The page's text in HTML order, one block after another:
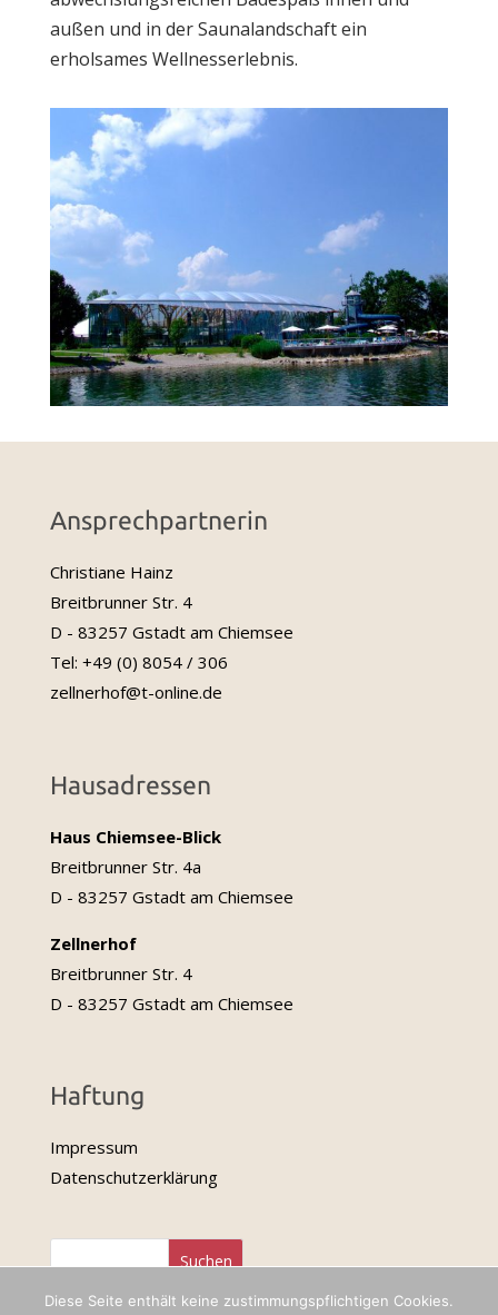
außen und in der Saunalandschaft ein
erholsames Wellnesserlebnis.
Ansprechpartnerin
Christiane Hainz
Breitbrunner Str. 4
D - 83257 Gstadt am Chiemsee
Tel: +49 (0) 8054 / 306
zellnerhof@t-online.de
Hausadressen
Haus Chiemsee-Blick
Breitbrunner Str. 4a
D - 83257 Gstadt am Chiemsee
Zellnerhof
Breitbrunner Str. 4
D - 83257 Gstadt am Chiemsee
Haftung
Impressum
Datenschutzerklärung
Diese Seite enthält keine zustimmungspflichtigen Cookies.